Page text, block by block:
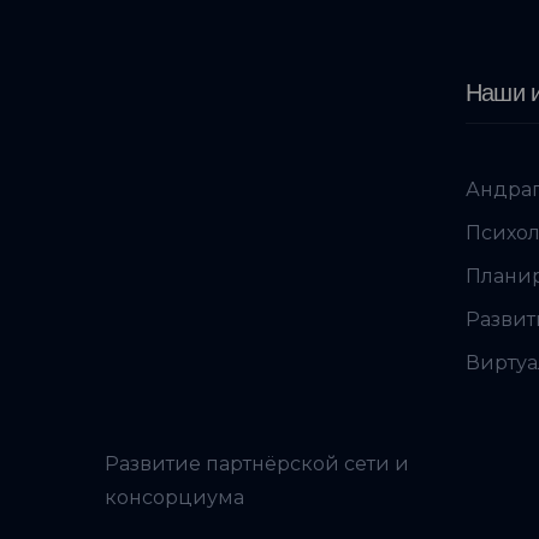
Наши
Развитие партнёрской сети и
консорциума